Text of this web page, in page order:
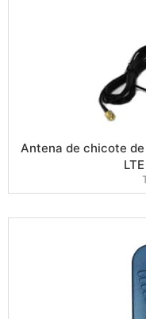
Antena de chicote